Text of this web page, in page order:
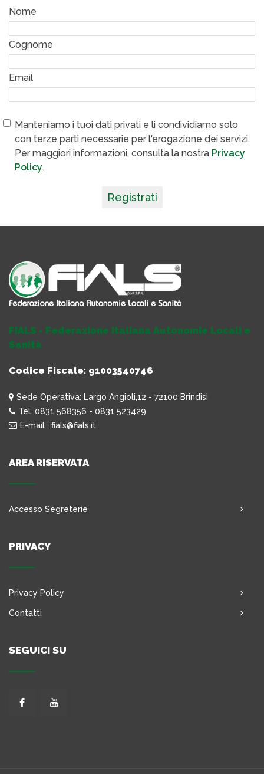
Nome
Cognome
Email
Manteniamo i tuoi dati privati e li condividiamo solo
con terze parti necessarie per l'erogazione dei servizi.
Per maggiori informazioni, consulta la nostra Privacy
Policy.
Registrati
FIALS - Federazione Italiana Autonomie Locali e
Sanità
Codice Fiscale: 91003540746
Sede Operativa: Largo Angioli,12 - 72100 Brindisi
Tel. 0831 568356 - 0831 523429
E-mail : fials@fials.it
AREA RISERVATA
Accesso Segreterie
PRIVACY
Privacy Policy
Contatti
SEGUICI SU